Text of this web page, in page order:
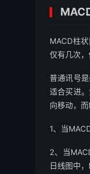
MACD柱
仅有几次，
普通讯号
适合买进
向移动，
1、当
2、当
日线图中